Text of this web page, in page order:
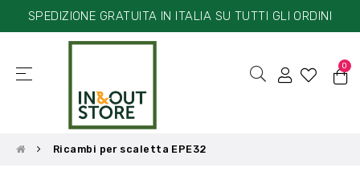
SPEDIZIONE GRATUITA IN ITALIA SU TUTTI GLI ORDINI
navigazione
☰ 0
Ricambi per scaletta EPE32